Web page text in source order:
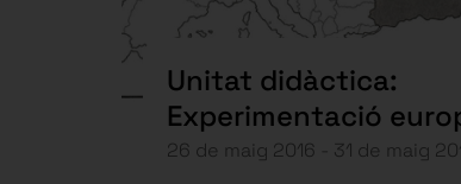
Unitat didàctica:
Experimentació
26 de maig 2016 - 31 de maig